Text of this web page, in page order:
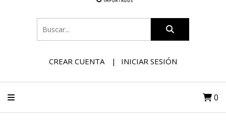
CREAR CUENTA INICIAR SESIÓN
0